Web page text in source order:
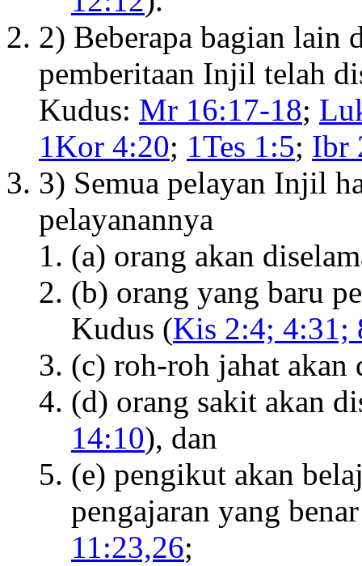
2) Beberapa bagian lain
pemberitaan Injil telah
Kudus: Mr 16:17-18;
1Kor 4:20; 1Tes 1:5; Ibr
3) Semua pelayan Injil
pelayanannya
(a) orang akan
(b) orang yang baru
Kudus (Kis 2:4; 4:31;
(c) roh-roh jahat akan
(d) orang sakit akan
14:10), dan
(e) pengikut akan
pengajaran yang
11:23,26;